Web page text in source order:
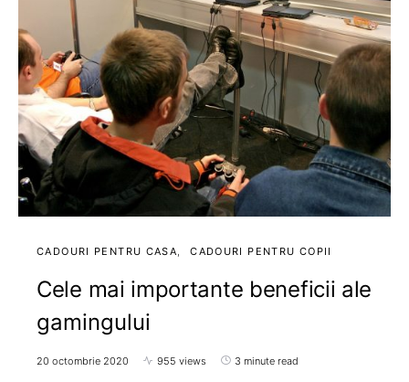
CADOURI PENTRU CASA CADOURI PENTRU COPII
Cele mai importante beneficii ale
gamingului
20 octombrie 2020 955 views 3 minute read